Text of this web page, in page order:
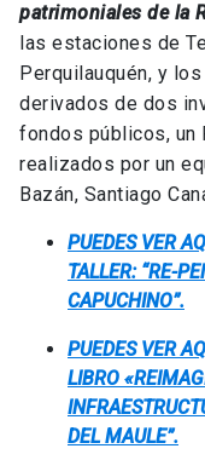
patrimoniales de la
las estaciones de
Perquilauquén, y
derivados de dos
fondos públicos, un
realizados por un
Bazán, Santiago
PUEDES VER
TALLER: “RE-
CAPUCHINO”.
PUEDES VER
LIBRO
DEL MAULE”.